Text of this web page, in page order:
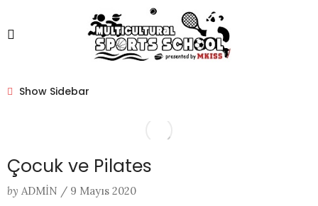
Show Sidebar
Çocuk ve Pilates
by ADMIN / 9 Mayıs 2020